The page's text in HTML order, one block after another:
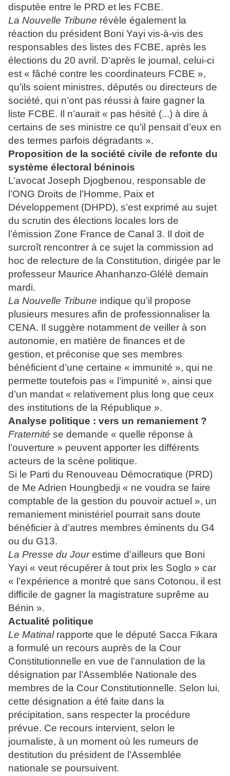
disputée entre le PRD et les FCBE.
La Nouvelle Tribune révèle également la
réaction du président Boni Yayi vis-à-vis des
responsables des listes des FCBE, après les
élections du 20 avril. D’après le journal, celui-ci
est « fâché contre les coordinateurs FCBE »,
qu’ils soient ministres, députés ou directeurs de
société, qui n’ont pas réussi à faire gagner la
liste FCBE. Il n’aurait « pas hésité (...) à dire à
certains de ses ministre ce qu’il pensait d’eux en
des termes parfois dégradants ».
Proposition de la société civile de refonte du
système électoral béninois
L’avocat Joseph Djogbenou, responsable de
l’ONG Droits de l’Homme, Paix et
Développement (DHPD), s’est exprimé au sujet
du scrutin des élections locales lors de
l’émission Zone France de Canal 3. Il doit de
surcroît rencontrer à ce sujet la commission ad
hoc de relecture de la Constitution, dirigée par le
professeur Maurice Ahanhanzo-Glélé demain
mardi.
La Nouvelle Tribune indique qu’il propose
plusieurs mesures afin de professionnaliser la
CENA. Il suggère notamment de veiller à son
autonomie, en matière de finances et de
gestion, et préconise que ses membres
bénéficient d’une certaine « immunité », qui ne
permette toutefois pas « l’impunité », ainsi que
d’un mandat « relativement plus long que ceux
des institutions de la République ».
Analyse politique : vers un remaniement ?
Fraternité se demande « quelle réponse à
l’ouverture » peuvent apporter les différents
acteurs de la scène politique.
Si le Parti du Renouveau Démocratique (PRD)
de Me Adrien Houngbedji « ne voudra se faire
comptable de la gestion du pouvoir actuel », un
remaniement ministériel pourrait sans doute
bénéficier à d’autres membres éminents du G4
ou du G13.
La Presse du Jourestime d’ailleurs que Boni
Yayi « veut récupérer à tout prix les Soglo » car
« l’expérience a montré que sans Cotonou, il est
difficile de gagner la magistrature suprême au
Bénin ».
Actualité politique
Le Matinalrapporte que le député Sacca Fikara
a formulé un recours auprès de la Cour
Constitutionnelle en vue de l’annulation de la
désignation par l’Assemblée Nationale des
membres de la Cour Constitutionnelle. Selon lui,
cette désignation a été faite dans la
précipitation, sans respecter la procédure
prévue. Ce recours intervient, selon le
journaliste, à un moment où les rumeurs de
destitution du président de l’Assemblée
nationale se poursuivent.